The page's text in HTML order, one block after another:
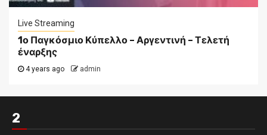
Live Streaming
1ο Παγκόσμιο Κύπελλο – Αργεντινή – Τελετή
έναρξης
4 years ago admin
2